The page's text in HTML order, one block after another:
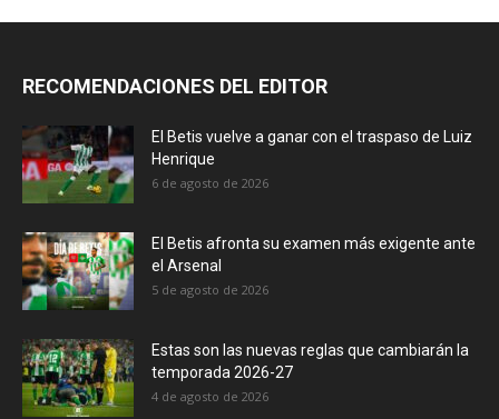
RECOMENDACIONES DEL EDITOR
El Betis vuelve a ganar con el traspaso de Luiz
Henrique
6 de agosto de 2026
El Betis afronta su examen más exigente ante
el Arsenal
5 de agosto de 2026
Estas son las nuevas reglas que cambiarán la
temporada 2026-27
4 de agosto de 2026